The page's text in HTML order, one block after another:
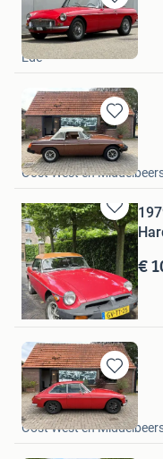
Bewaren
in
Mijn
Favorieten
Imparts B.V.
Ede
Bewaren
in
Mijn
Favorieten
Loco Classics
Oost West en
Bewaren
in
Mijn
Favorieten
€
miki bar
's-Gravenhage
Bewaren
in
Mijn
Favorieten
Loco Classics
Oost West en